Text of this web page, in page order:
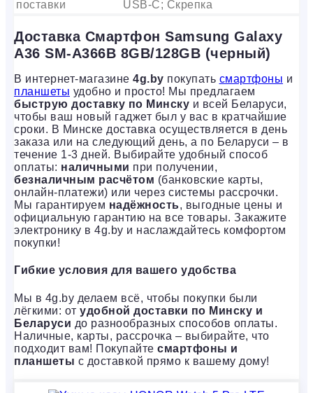
поставки
USB-C; Скрепка
Доставка Смартфон Samsung Galaxy
A36 SM-A366B 8GB/128GB (черный)
В интернет-магазине 4g.by покупать смартфоны и
планшеты удобно и просто! Мы предлагаем
быструю доставку по Минску и всей Беларуси,
чтобы ваш новый гаджет был у вас в кратчайшие
сроки. В Минске доставка осуществляется в день
заказа или на следующий день, а по Беларуси – в
течение 1-3 дней. Выбирайте удобный способ
оплаты: наличными при получении,
безналичным расчётом (банковские карты,
онлайн-платежи) или через системы рассрочки.
Мы гарантируем надёжность, выгодные цены и
официальную гарантию на все товары. Закажите
электронику в 4g.by и наслаждайтесь комфортом
покупки!
Гибкие условия для вашего удобства
Мы в 4g.by делаем всё, чтобы покупки были
лёгкими: от удобной доставки по Минску и
Беларуси до разнообразных способов оплаты.
Наличные, карты, рассрочка – выбирайте, что
подходит вам! Покупайте смартфоны и
планшеты с доставкой прямо к вашему дому!